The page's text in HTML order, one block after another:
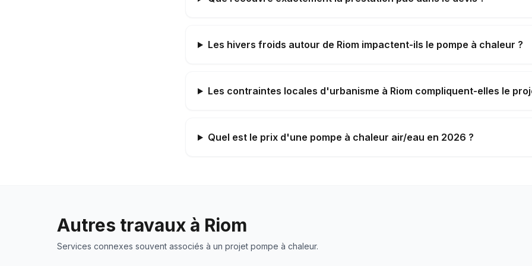
Les hivers froids autour de Riom impactent-ils le pompe à chaleur ?
Les contraintes locales d'urbanisme à Riom compliquent-elles le
Quel est le prix d'une pompe à chaleur air/eau en 2026 ?
Autres travaux à Riom
Services connexes souvent associés à un projet pompe à chaleur.